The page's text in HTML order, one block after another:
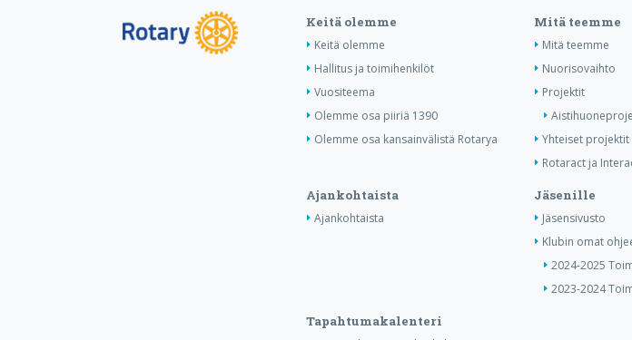
Keitä olemme
Keitä olemme
Hallitus ja toimihenkilöt
Vuositeema
Olemme osa piiriä 1390
Olemme osa kansainvälistä Rotarya
Mitä teemme
Mitä teemme
Nuorisovaihto
Projektit
Yhteiset projektit
Rotaract ja
Ajankohtaista
Ajankohtaista
Jäsenille
Jäsensivusto
Klubin omat
2024-2025
2023-2024
Tapahtumakalenteri